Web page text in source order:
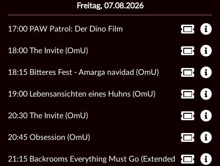
Freitag, 07.08.2026
17:00 PAW Patrol: Der Dino Film
18:00 The Invite (OmU)
18:15 Bitteres Fest - Amarga navidad (OmU)
19:00 Lebensansichten eines Huhns (OmU)
20:30 The Invite (OmU)
20:45 Obsession (OmU)
21:15 Backrooms Everything Must Go (Extended